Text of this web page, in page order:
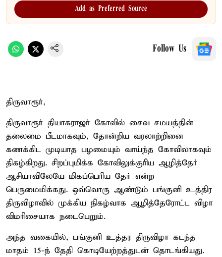
Add as Preferred Source
Follow Us
திருவாரூர்,
திருவாரூர் தியாகராஜர் கோவில் சைவ சமயத்தின்
தலைமை பீடமாகவும், தோன்றிய வரலாற்றினை
கணக்கிட முடியாத பழமையும் வாய்ந்த கோவிலாகவும்
திகழ்கிறது. சிறப்புமிக்க கோவிலுக்குரிய ஆழித்தேர்
ஆசியாவிலேயே மிகப்பெரிய தேர் என்ற
பெருமைமிக்கது. ஒவ்வொரு ஆண்டும் பங்குனி உத்திர
திருவிழாவில் முக்கிய நிகழ்வாக ஆழித்தேரோட்ட விழா
விமரிசையாக நடைபெறும்.
அந்த வகையில், பங்குனி உத்தர திருவிழா கடந்த
மாதம் 15-ந் தேதி கொடியேற்றத்துடன் தொடங்கியது.